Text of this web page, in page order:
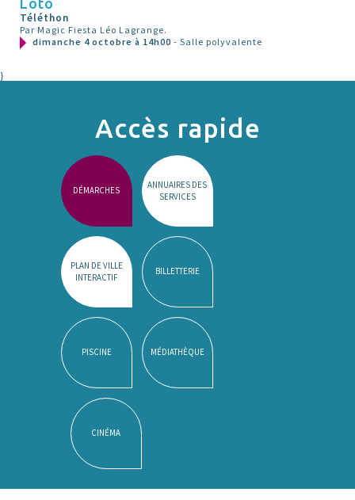
Loto
Téléthon
Par Magic Fiesta Léo Lagrange.
dimanche 4 octobre à 14h00 - Salle polyvalente
}
Accès rapide
DÉMARCHES
ANNUAIRES DES
SERVICES
PLAN DE VILLE
INTERACTIF
BILLETTERIE
PISCINE MÉDIATHÈQUE
CINÉMA